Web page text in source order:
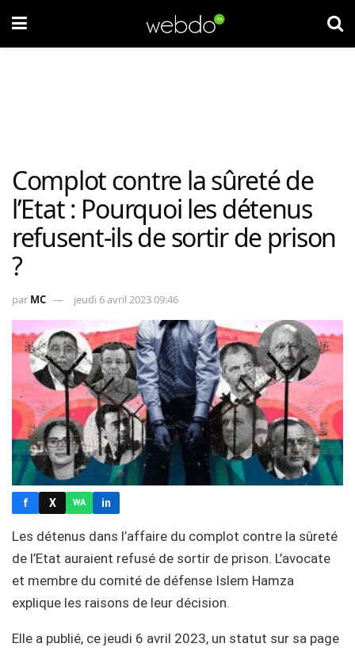
Complot contre la sûreté de
l’Etat : Pourquoi les détenus
refusent-ils de sortir de prison
?
par MC jeudi 6 avril 2023 09:46
f X WA in
Les détenus dans l’affaire du complot contre la sûreté
de l’Etat auraient refusé de sortir de prison. L’avocate
et membre du comité de défense Islem Hamza
explique les raisons de leur décision.
Elle a publié, ce jeudi 6 avril 2023, un statut sur sa page